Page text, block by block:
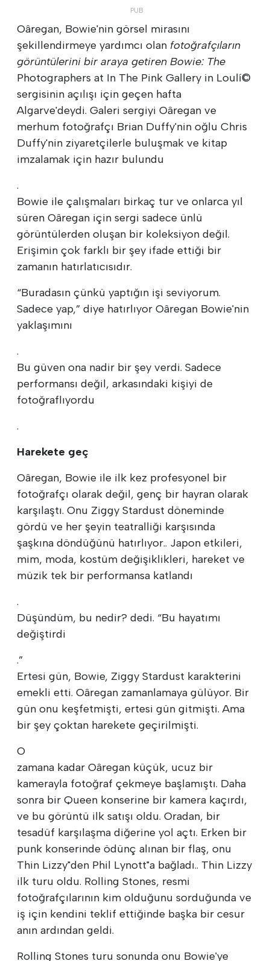
Oâregan, Bowie'nin görsel mirasını
şekillendirmeye yardımcı olan fotoğrafçıların
görüntülerini bir araya getiren Bowie: The
Photographers at In The Pink Gallery in Loulí©
sergisinin açılışı için geçen hafta
Algarve'deydi. Galeri sergiyi Oâregan ve
merhum fotoğrafçı Brian Duffy'nin oğlu Chris
Duffy'nin ziyaretçilerle buluşmak ve kitap
imzalamak için hazır bulundu
.
Bowie ile çalışmaları birkaç tur ve onlarca yıl
süren Oâregan için sergi sadece ünlü
görüntülerden oluşan bir koleksiyon değil.
Erişimin çok farklı bir şey ifade ettiği bir
zamanın hatırlatıcısıdır.
“Buradasın çünkü yaptığın işi seviyorum.
Sadece yap,” diye hatırlıyor Oâregan Bowie'nin
yaklaşımını
.
Bu güven ona nadir bir şey verdi. Sadece
performansı değil, arkasındaki kişiyi de
fotoğraflıyordu
.
Harekete geç
Oâregan, Bowie ile ilk kez profesyonel bir
fotoğrafçı olarak değil, genç bir hayran olarak
karşılaştı. Onu Ziggy Stardust döneminde
gördü ve her şeyin teatralliği karşısında
şaşkına döndüğünü hatırlıyor.. Japon etkileri,
mim, moda, kostüm değişiklikleri, hareket ve
müzik tek bir performansa katlandı
.
Düşündüm, bu nedir? dedi. “Bu hayatımı
değiştirdi
.”
Ertesi gün, Bowie, Ziggy Stardust karakterini
emekli etti. Oâregan zamanlamaya gülüyor. Bir
gün onu keşfetmişti, ertesi gün gitmişti. Ama
bir şey çoktan harekete geçirilmişti.
O
zamana kadar Oâregan küçük, ucuz bir
kamerayla fotoğraf çekmeye başlamıştı. Daha
sonra bir Queen konserine bir kamera kaçırdı,
ve bu görüntü ilk satışı oldu. Oradan, bir
tesadüf karşılaşma diğerine yol açtı. Erken bir
punk konserinde ödünç alınan bir flaş, onu
Thin Lizzy"den Phil Lynott"a bağladı.. Thin Lizzy
ilk turu oldu. Rolling Stones, resmi
fotoğrafçılarının kim olduğunu sorduğunda ve
iş için kendini teklif ettiğinde başka bir cesur
anın ardından geldi.
Rolling Stones turu sonunda onu Bowie'ye